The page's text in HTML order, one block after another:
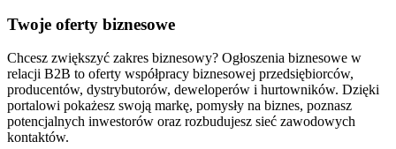
Twoje oferty biznesowe
Chcesz zwiększyć zakres biznesowy? Ogłoszenia biznesowe w
relacji B2B to oferty współpracy biznesowej przedsiębiorców,
producentów, dystrybutorów, deweloperów i hurtowników. Dzięki
portalowi pokażesz swoją markę, pomysły na biznes, poznasz
potencjalnych inwestorów oraz rozbudujesz sieć zawodowych
kontaktów.